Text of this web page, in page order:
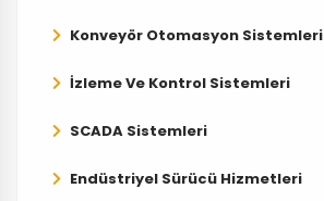
Konveyör Otomasyon Sistemleri
İzleme Ve Kontrol Sistemleri
SCADA Sistemleri
Endüstriyel Sürücü Hizmetleri